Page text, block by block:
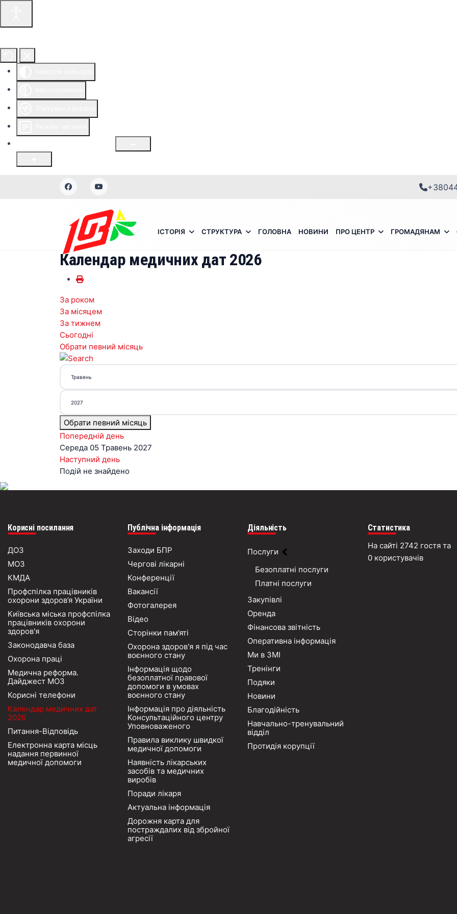
ІСТОРІЯ СТРУКТУРА ГОЛОВНА НОВИНИ ПРО ЦЕНТР ГРОМАДЯНАМ
Календар медичних дат 2026
За роком
За місяцем
За тижнем
Сьогодні
Обрати певний місяць
Обрати певний місяць
Попередній день
Середа 05 Травень 2027
Наступний день
Подій не знайдено
Корисні посилання
ДОЗ
МОЗ
КМДА
Профспілка працівників
охорони здоров’я України
Київська міська профспілка
працівників охорони
здоров'я
Законодавча база
Охорона праці
Медична реформа.
Дайджест МОЗ
Корисні телефони
Календар медичних дат
2026
Питання-Відповідь
Електронна карта місць
надання первинної
медичної допомоги
Публічна інформація
Заходи БПР
Чергові лікарні
Конференції
Вакансії
Фотогалерея
Відео
Сторінки пам’яті
Охорона здоров'я я під час
воєнного стану
Інформація щодо
безоплатної правової
допомоги в умовах
воєнного стану
Інформація про діяльність
Консультаційного центру
Уповноваженого
Правила виклику швидкої
медичної допомоги
Наявність лікарських
засобів та медичних
виробів
Поради лікаря
Актуальна інформація
Дорожня карта для
постраждалих від збройної
агресії
Діяльність
Послуги
Безоплатні послуги
Платні послуги
Закупівлі
Оренда
Фінансова звітність
Оперативна інформація
Ми в ЗМІ
Тренінги
Подяки
Новини
Благодійність
Навчально-тренувальний
відділ
Протидія корупції
Статистика
На сайті 2742 гостя та
0 користувачів